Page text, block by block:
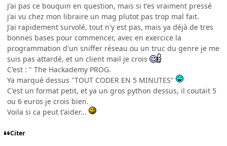
J'ai pas ce bouquin en question, mais si t'es vraiment pressé
j'ai vu chez mon libraire un mag plutot pas trop mal fait.
J'ai rapidement survolé, tout n'y est pas, mais ya déjà de tres
bonnes bases pour commencer, avec en exercice la
programmation d'un sniffer réseau ou un truc du genre je me
suis pas attardé, et un client mail je crois
C'est : " The Hackademy PROG.
Ya marqué dessus "TOUT CODER EN 5 MINUTES"
C'est un format petit, et ya un gros python dessus, il coutait 5
ou 6 euros je crois bien.
Voila si ca peut t'aider...
Citer